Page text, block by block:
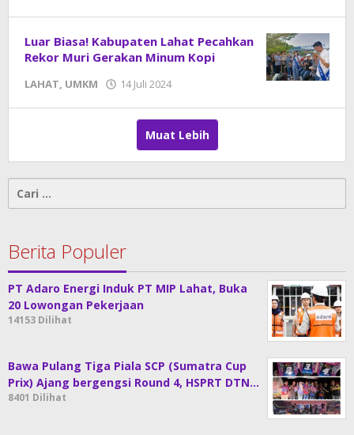
Luar Biasa! Kabupaten Lahat Pecahkan
Rekor Muri Gerakan Minum Kopi
LAHAT, UMKM 14 Juli 2024
Muat Lebih
Cari
untuk:
Berita Populer
PT Adaro Energi Induk PT MIP Lahat, Buka
20 Lowongan Pekerjaan
14153 Dilihat
Bawa Pulang Tiga Piala SCP (Sumatra Cup
Prix) Ajang bergengsi Round 4, HSPRT DTN…
8401 Dilihat